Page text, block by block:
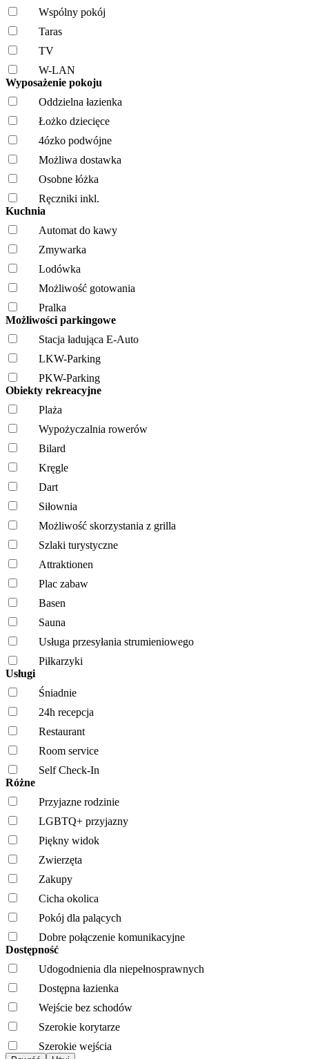
Wspólny pokój
Taras
TV
W-LAN
Wyposażenie pokoju
Oddzielna łazienka
Łożko dziecięce
4ózko podwójne
Możliwa dostawka
Osobne łóżka
Ręczniki inkl.
Kuchnia
Automat do kawy
Zmywarka
Lodówka
Możliwość gotowania
Pralka
Możliwości parkingowe
Stacja ładująca E-Auto
LKW-Parking
PKW-Parking
Obiekty rekreacyjne
Plaża
Wypożyczalnia rowerów
Bilard
Kręgle
Dart
Siłownia
Możliwość skorzystania z grilla
Szlaki turystyczne
Attraktionen
Plac zabaw
Basen
Sauna
Usługa przesyłania strumieniowego
Piłkarzyki
Usługi
Śniadnie
24h recepcja
Restaurant
Room service
Self Check-In
Różne
Przyjazne rodzinie
LGBTQ+ przyjazny
Piękny widok
Zwierzęta
Zakupy
Cicha okolica
Pokój dla palących
Dobre połączenie komunikacyjne
Dostępność
Udogodnienia dla niepełnosprawnych
Dostępna łazienka
Wejście bez schodów
Szerokie korytarze
Szerokie wejścia